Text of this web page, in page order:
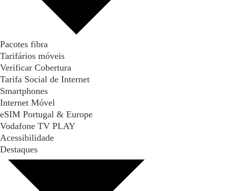
Pacotes fibra
Tarifários móveis
Verificar Cobertura
Tarifa Social de Internet
Smartphones
Internet Móvel
eSIM Portugal & Europe
Vodafone TV PLAY
Acessibilidade
Destaques